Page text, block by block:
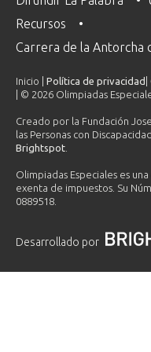
Recursos
Carrera de la Antorcha
Inicio | Política de privacidad
| © 2026 Olimpiadas
Creado por la Fundación
las Personas con
Brightspot
Olimpiadas Especiales es
exenta de impuestos. Su
0889518.
Desarrollado por